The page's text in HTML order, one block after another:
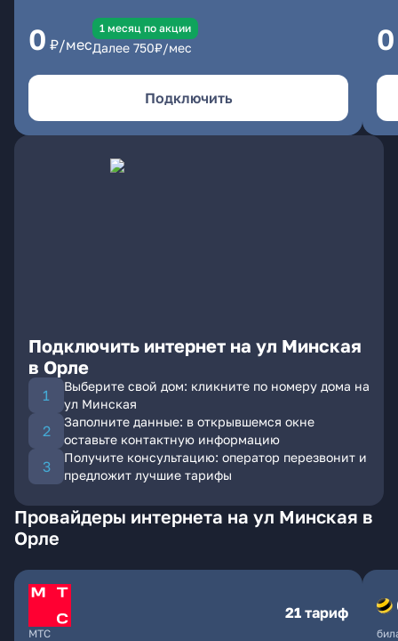
0 ₽/мес
1 месяц по акции
Далее 750₽/мес
Подключить
0
Подключить интернет на ул Минская
в Орле
Выберите свой дом: кликните по номеру дома на
ул Минская
Заполните данные: в открывшемся окне
оставьте контактную информацию
Получите консультацию: оператор перезвонит и
предложит лучшие тарифы
Провайдеры интернета на ул Минская в
Орле
МТС
21 тариф